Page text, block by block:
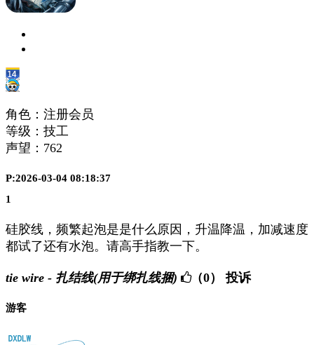
角色：注册会员
等级：技工
声望： 762
P:2026-03-04 08:18:37
1
硅胶线，频繁起泡是是什么原因，升温降温，加减速度
都试了还有水泡。请高手指教一下。
tie wire - 扎结线(用于绑扎线捆) （0） 投诉
游客